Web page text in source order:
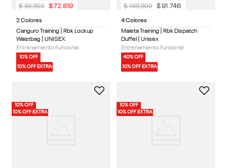
2 Colores
Canguro Training | Rbk Lockup
Waistbag | UNISEX
Entrenamiento Funcional
10% OFF
10% OFF EXTRA
$ 89.900 $72.819
4 Colores
Maleta Training | Rbk Dispatch
Duffel | Unisex
Entrenamiento Funcional
40% OFF
10% OFF EXTRA
$ 169.900 $91 .746
10% OFF
10% OFF EXTRA
10% OFF
10% OFF EXTRA